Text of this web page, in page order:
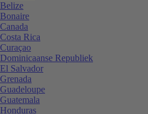
Belize
Bonaire
Canada
Costa Rica
Curaçao
Dominicaanse Republiek
El Salvador
Grenada
Guadeloupe
Guatemala
Honduras